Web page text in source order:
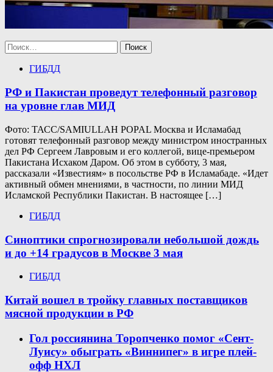
Найти:
ГИБДД
РФ и Пакистан проведут телефонный разговор
на уровне глав МИД
Фото: ТАСС/SAMIULLAH POPAL Москва и Исламабад
готовят телефонный разговор между министром иностранных
дел РФ Сергеем Лавровым и его коллегой, вице-премьером
Пакистана Исхаком Даром. Об этом в субботу, 3 мая,
рассказали «Известиям» в посольстве РФ в Исламабаде. «Идет
активный обмен мнениями, в частности, по линии МИД
Исламской Республики Пакистан. В настоящее […]
ГИБДД
Синоптики спрогнозировали небольшой дождь
и до +14 градусов в Москве 3 мая
ГИБДД
Китай вошел в тройку главных поставщиков
мясной продукции в РФ
Гол россиянина Торопченко помог «Сент-
Луису» обыграть «Виннипег» в игре плей-
офф НХЛ